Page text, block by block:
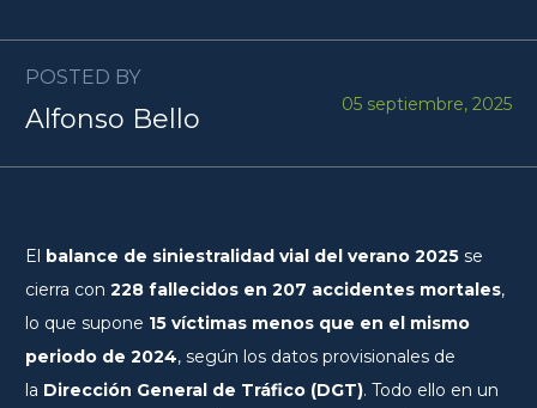
POSTED BY
Alfonso Bello 05 septiembre, 2025
El balance de siniestralidad vial del verano 2025 se
cierra con 228 fallecidos en 207 accidentes mortales,
lo que supone 15 víctimas menos que en el mismo
periodo de 2024, según los datos provisionales de
la Dirección General de Tráfico (DGT). Todo ello en un